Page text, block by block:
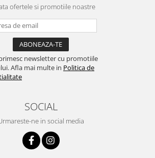
ofertele si promotiile noastre
newsletter cu promotiile
Afla mai multe in Politica de
SOCIAL
ne in social media